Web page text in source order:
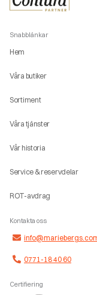
Snabblänkar
Hem
Våra butiker
Sortiment
Våra tjänster
Vår historia
Service & reservdelar
ROT-avdrag
Kontakta oss
0771-18 40 60
Certifiering